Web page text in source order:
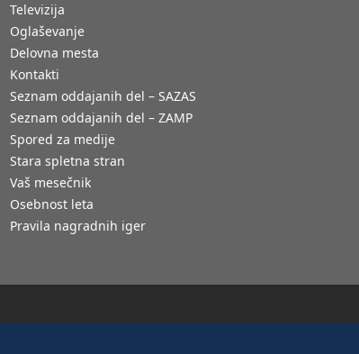
Televizija
Oglaševanje
Delovna mesta
Kontakti
Seznam oddajanih del – SAZAS
Seznam oddajanih del – ZAMP
Spored za medije
Stara spletna stran
Vaš mesečnik
Osebnost leta
Pravila nagradnih iger